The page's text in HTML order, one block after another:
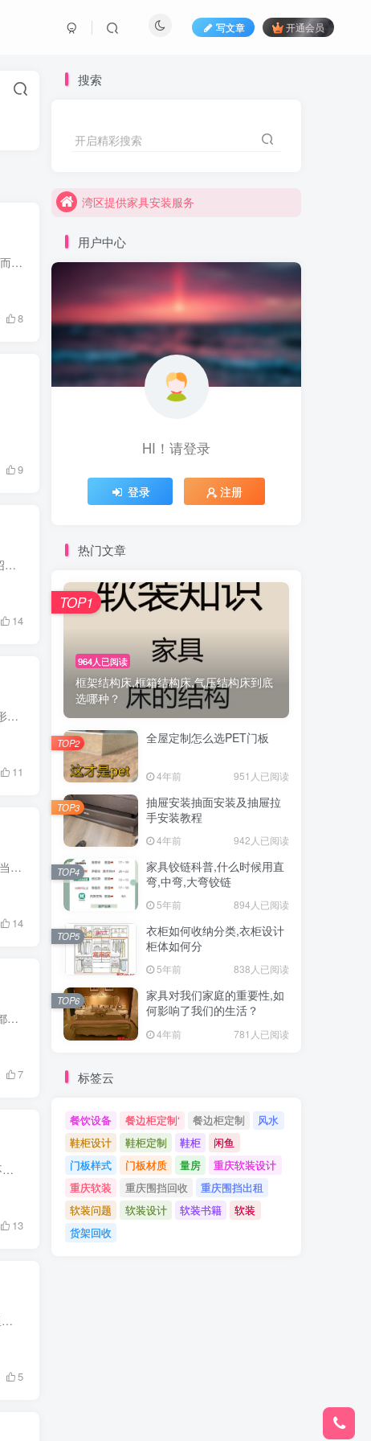
写文章 开通会员
我发现松下的排风扇很好基本都可以做到 80cfm 在 0.8 sone 以下，甚至有 0.3 sone 的型号而且松下号称可 24小时 开机 11年，品质可靠实乃厕所排风扇不二之选但是，型号太多选择，眼花缭乱 Pause...
8
9
我一直关注的一名老师，她是一名AMI认证的蒙特梭利教师，在专栏和很多回答中详细的介绍了蒙氏教学理念和方法。Kate介绍到：蒙特梭利教育里，有一个很重要的概念叫预备环境。有预备的环境给予孩...
14
儿童房粉色梦幻主题，定制的书桌书柜组合小巧可爱，波浪形的床头靠背、圆形装饰灯具，形如群山之巅一抹骄阳悬挂，空间活泼意趣，充满童真。
11
在建造房屋时，许多人可能担心如何建造儿童房。 这取决于儿童的年龄和性别，教育政策，当然，根据房间的限制，在这里，我们总结了儿童房概念的基础知识和有用的示例。 当今儿童房的概念 在考虑...
14
小小铰链，却承载着柜门和柜体的连接作用，你的柜门能开合多少次、开合是否静音顺滑，都是我们铰链说了算哦 常见的铰链品牌 什么时候用直弯,中弯,大弯铰链 影响铰链价格的几个因素 影响铰链价格...
7
装修设计风格代表了冢居空间的整体特点。 由千每个人的喜好不尽相同， 所以每种风格在不同人的心目中也有着不—样的印象和闪光点，而且所谓的风格名称， 包含了—定的历史演变因素， 尤其是进入...
13
养孩子就像滚雪球一样， 球越滚越大， 东西也越来越多。 有人说：“自从有了娃之后， 家里衣服玩具堆成山， 原来的生活方式和习惯都发生了很大的改变。” 等等，这件事…… 难道你现在才知道吗...
5
搜索
开启精彩搜索
湾区提供家具安装服务
湾区提供家具安装服务
用户中心
HI！请登录
登录 注册
热门文章
964人已阅读
框架结构床,框箱结构床,气压结构床到底
选哪种？
TOP1
全屋定制怎么选PET门板
4年前 951人已阅读
TOP2
抽屉安装抽面安装及抽屉拉
手安装教程
4年前 942人已阅读
TOP3
家具铰链科普,什么时候用直
弯,中弯,大弯铰链
5年前 894人已阅读
TOP4
衣柜如何收纳分类,衣柜设计
柜体如何分
5年前 838人已阅读
TOP5
家具对我们家庭的重要性,如
何影响了我们的生活？
4年前 781人已阅读
TOP6
标签云
餐饮设备 餐边柜定制‘ 餐边柜定制
风水
鞋柜设计
鞋柜定制 鞋柜
闲鱼
门板样式
门板材质 量房
重庆软装设计
重庆软装
重庆围挡回收
重庆围挡出租
软装问题
软装设计 软装书籍
软装
货架回收